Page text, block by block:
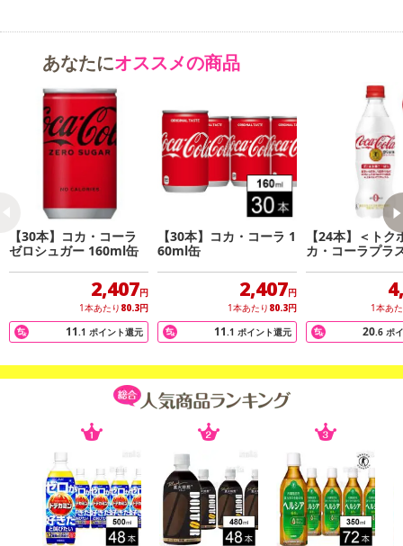
・賞味期限：
※商品到着時点でのお日持ち期間は、配送日数などにより異なり
ますのでご了承ください。
・原産国（最終加工地）：日本
・原材料/材質/素材：果糖ぶどう糖液糖（国内製造）、オレンジ果
汁、オレンジエキス／炭酸、香料、酸味料、ビタミンC、カロチン
色素、甘味料（アセスルファムK、スクラロース）、カロチン色素
・その他商品仕様：栄養成分表示：(100mlあたり)エネルギー46kcal
たんぱく質0g 脂質0g 炭水化物11.5g 食塩相当量0.01g ビタミンC3
注意事項
商品到着時点でのお日持ち期間は、配送日数などにより異なります
のでご了承ください。
【キャンセルについて】
※お申込み後のキャンセルはお受けできません。
記載されている内容を必ずご確認いただき、お届けする商品セット
にご納得いただきましたうえでお申し込みください。
※パッケージ変更や商品リニューアル（成分など含む）等により、
参考の掲載画像や画像内のバーコードなど、お届け商品と多少異な
あなたにオススメの商品
【30本】コカ・コーラ
ゼロシュガー 160ml缶
2,407円
1本あたり 80.3円
11.1 ポイント還元
【30本】コカ・コーラ 1
60ml缶
2,407円
1本あたり 80.3円
11.1 ポイント還元
【24本】＜トク
カ・コーラプラ
1本あ
20.6 ポ